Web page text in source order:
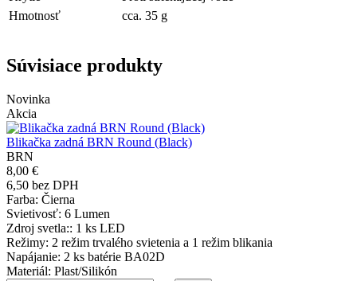
Hmotnosť
cca. 35 g
Súvisiace produkty
Novinka
Akcia
Blikačka zadná BRN Round (Black)
BRN
8,00 €
6,50 bez DPH
Farba: Čierna
Svietivosť: 6 Lumen
Zdroj svetla:: 1 ks LED
Režimy: 2 režim trvalého svietenia a 1 režim blikania
Napájanie: 2 ks batérie BA02D
Materiál: Plast/Silikón